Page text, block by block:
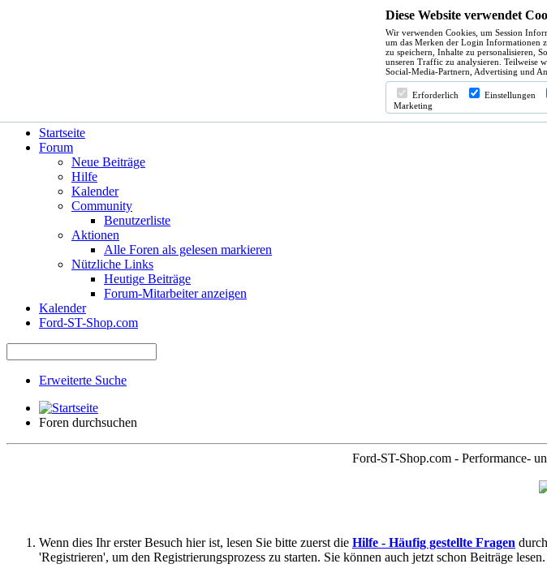
Startseite
Forum
Neue Beiträge
Hilfe
Kalender
Community
Benutzerliste
Aktionen
Alle Foren als gelesen markieren
Nützliche Links
Heutige Beiträge
Forum-Mitarbeiter anzeigen
Kalender
Ford-ST-Shop.com
Erweiterte Suche
Foren durchsuchen
Ford-ST-Shop.com - Performance-
Wenn dies Ihr erster Besuch hier ist, lesen Sie bitte zuerst die Hilfe - Häufig gestellte Fragen
'Registrieren', um den Registrierungsprozess zu starten. Sie können auch jetzt schon Beiträge
Diese Website verwendet
Wir verwenden Cookies, um Session
um das Merken der Login Informationen
zu speichern, Inhalte zu personalisieren,
unseren Traffic zu analysieren. Teilweise
Social-Media-Partnern, Advertising und
Erforderlich Einstellungen
Marketing